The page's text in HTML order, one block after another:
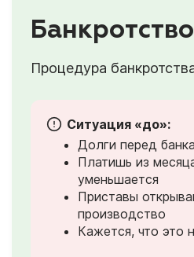
Процедура
Ситуация «до»:
Долги перед
Платишь из
уменьшается
Приставы
производство
Кажется, что это